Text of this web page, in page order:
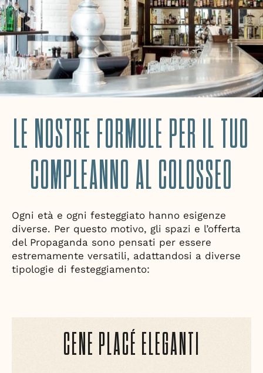
LE NOSTRE FORMULE PER IL TUO
COMPLEANNO AL COLOSSEO
Ogni età e ogni festeggiato hanno esigenze
diverse. Per questo motivo, gli spazi e l’offerta
del Propaganda sono pensati per essere
estremamente versatili, adattandosi a diverse
tipologie di festeggiamento:
CENE PLACÉ ELEGANTI